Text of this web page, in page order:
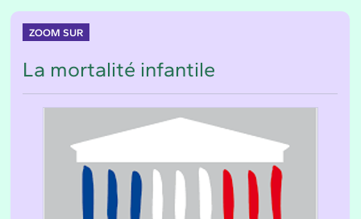
ZOOM SUR
La mortalité infantile